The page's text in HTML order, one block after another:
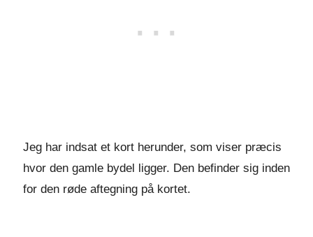
Jeg har indsat et kort herunder, som viser præcis
hvor den gamle bydel ligger. Den befinder sig inden
for den røde aftegning på kortet.